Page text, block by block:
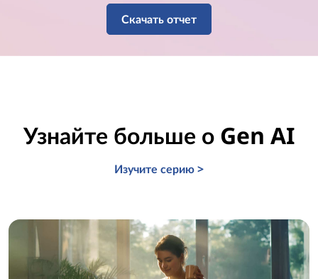
Скачать отчет
Узнайте больше о Gen AI
Изучите серию >